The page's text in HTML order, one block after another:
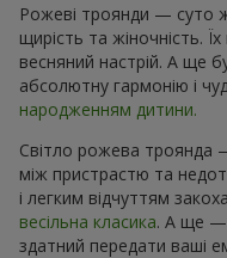
Рожеві троянди — суто
щирість та жіночність.
весняний настрій. А ще
абсолютну гармонію і
народженням дитини.
Світло рожева троянда
між пристрастю та
і легким відчуттям
весільна класика. А ще —
здатний передати ваші